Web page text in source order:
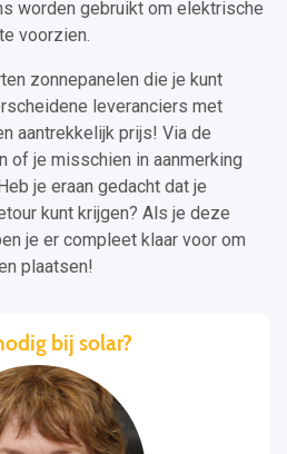
worden gebruikt om elektrische
voorzien.
zonnepanelen die je kunt
leveranciers met
aantrekkelijk prijs! Via de
of je misschien in aanmerking
je eraan gedacht dat je
kunt krijgen? Als je deze
je er compleet klaar voor om
plaatsen!
bij solar?